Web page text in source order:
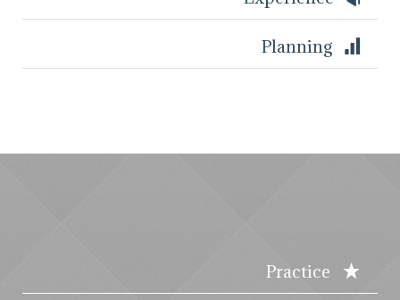
Planning
Practice